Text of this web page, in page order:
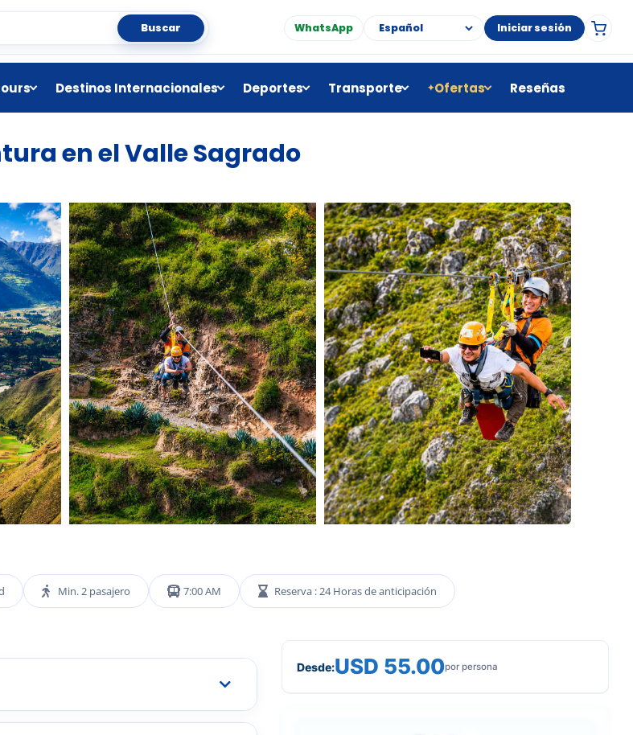
Buscar WhatsApp Iniciar sesión
Destinos Internacionales Deportes Transporte ✦Ofertas Reseñas
en el Valle Sagrado
Min. 2 pasajero 7:00 AM Reserva : 24 Horas de anticipación
Desde:USD 55.00por persona